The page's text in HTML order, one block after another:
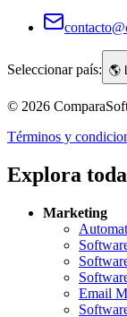
Seleccionar país: 🌎
© 2026
Términos y
Explora
Marketing
Email